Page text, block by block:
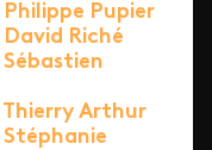
Philippe Pupier
David Riché
Sébastien
Thierry Arthur
Stéphanie